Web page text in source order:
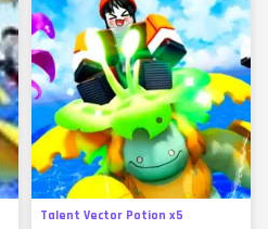
Talent Vector Potion x5